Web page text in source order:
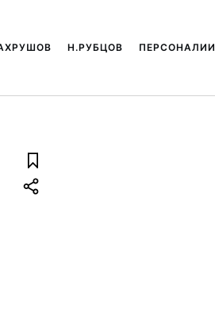
Н.РУБЦОВ ПЕРСОНАЛИИ